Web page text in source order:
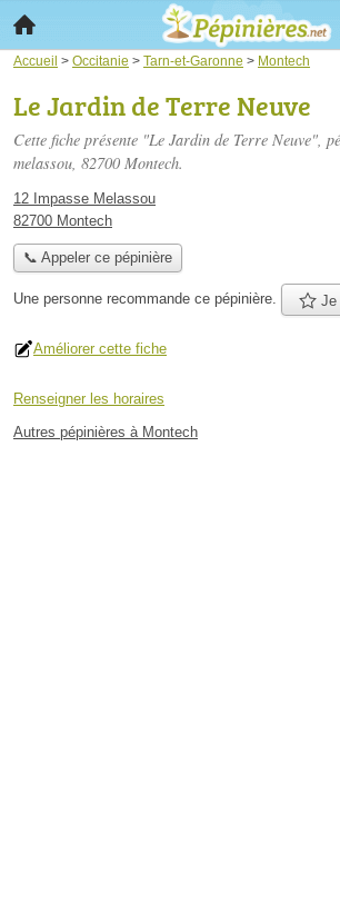
Accueil > Occitanie > Tarn-et-Garonne > Montech
Le Jardin de Terre Neuve
Cette fiche présente "Le Jardin de Terre Neuve",
melassou, 82700 Montech.
12 Impasse Melassou
82700 Montech
📞 Appeler ce pépinière
Une personne recommande ce pépinière. Je
Améliorer cette fiche
Renseigner les horaires
Autres pépinières à Montech